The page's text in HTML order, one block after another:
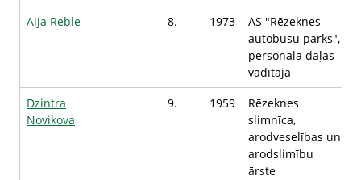
Aija Reble
8. 1973
AS "Rēzeknes
autobusu parks",
personāla daļas
vadītāja
Dzintra
Novikova
9. 1959
Rēzeknes
slimnīca,
arodveselības un
arodslimību
ārste